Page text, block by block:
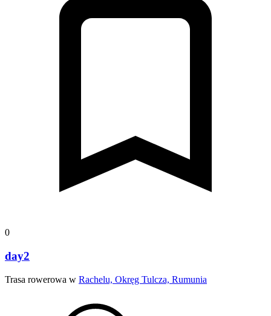
0
day2
Trasa rowerowa w Rachelu, Okręg Tulcza, Rumunia